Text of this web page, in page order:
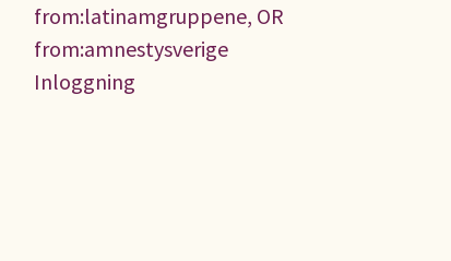
from:latinamgruppene, OR
from:amnestysverige
Inloggning